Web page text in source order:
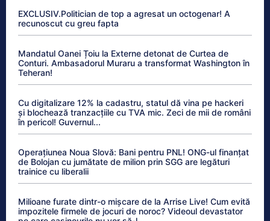
EXCLUSIV.Politician de top a agresat un octogenar! A
recunoscut cu greu fapta
Mandatul Oanei Țoiu la Externe detonat de Curtea de
Conturi. Ambasadorul Muraru a transformat Washington în
Teheran!
Cu digitalizare 12% la cadastru, statul dă vina pe hackeri
și blochează tranzacțiile cu TVA mic. Zeci de mii de români
în pericol! Guvernul...
Operațiunea Noua Slovă: Bani pentru PNL! ONG-ul finanțat
de Bolojan cu jumătate de milion prin SGG are legături
trainice cu liberalii
Milioane furate dintr-o mișcare de la Arrise Live! Cum evită
impozitele firmele de jocuri de noroc? Videoul devastator